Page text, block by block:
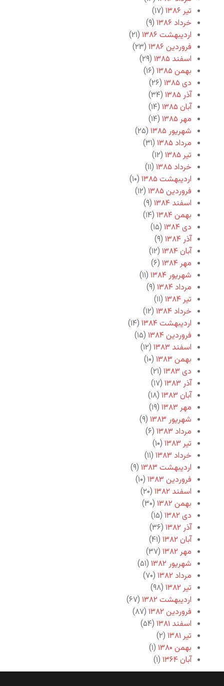
تیر ۱۳۸۶
(۱۷)
خرداد ۱۳۸۶
(۹)
اردیبهشت ۱۳۸۶
(۲۱)
فروردین ۱۳۸۶
(۲۳)
اسفند ۱۳۸۵
(۲۹)
بهمن ۱۳۸۵
(۱۶)
دی ۱۳۸۵
(۲۶)
آذر ۱۳۸۵
(۳۴)
آبان ۱۳۸۵
(۱۴)
مهر ۱۳۸۵
(۱۴)
شهریور ۱۳۸۵
(۲۵)
مرداد ۱۳۸۵
(۳۱)
تیر ۱۳۸۵
(۱۲)
خرداد ۱۳۸۵
(۱۱)
اردیبهشت ۱۳۸۵
(۱۰)
فروردین ۱۳۸۵
(۱۲)
اسفند ۱۳۸۴
(۹)
بهمن ۱۳۸۴
(۱۴)
دی ۱۳۸۴
(۱۵)
آذر ۱۳۸۴
(۹)
آبان ۱۳۸۴
(۱۲)
مهر ۱۳۸۴
(۶)
شهریور ۱۳۸۴
(۱۱)
مرداد ۱۳۸۴
(۹)
تیر ۱۳۸۴
(۱۱)
خرداد ۱۳۸۴
(۱۲)
اردیبهشت ۱۳۸۴
(۱۴)
فروردین ۱۳۸۴
(۱۵)
اسفند ۱۳۸۳
(۱۲)
بهمن ۱۳۸۳
(۱۰)
دی ۱۳۸۳
(۲۱)
آذر ۱۳۸۳
(۱۷)
آبان ۱۳۸۳
(۱۸)
مهر ۱۳۸۳
(۱۹)
شهریور ۱۳۸۳
(۹)
مرداد ۱۳۸۳
(۶)
تیر ۱۳۸۳
(۱۰)
خرداد ۱۳۸۳
(۱۱)
اردیبهشت ۱۳۸۳
(۹)
فروردین ۱۳۸۳
(۱۰)
اسفند ۱۳۸۲
(۲۰)
بهمن ۱۳۸۲
(۳۰)
دی ۱۳۸۲
(۱۵)
آذر ۱۳۸۲
(۳۶)
آبان ۱۳۸۲
(۴۱)
مهر ۱۳۸۲
(۳۷)
شهریور ۱۳۸۲
(۵۱)
مرداد ۱۳۸۲
(۷۰)
تیر ۱۳۸۲
(۹۸)
اردیبهشت ۱۳۸۲
(۶۷)
فروردین ۱۳۸۲
(۸۷)
اسفند ۱۳۸۱
(۵۴)
تیر ۱۳۸۱
(۲)
بهمن ۱۳۸۰
(۱)
آبان ۱۳۶۴
(۱)